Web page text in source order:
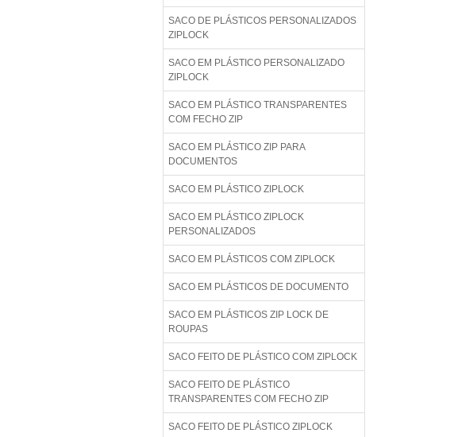
SACO DE PLÁSTICOS PERSONALIZADOS
ZIPLOCK
SACO EM PLÁSTICO PERSONALIZADO
ZIPLOCK
SACO EM PLÁSTICO TRANSPARENTES
COM FECHO ZIP
SACO EM PLÁSTICO ZIP PARA
DOCUMENTOS
SACO EM PLÁSTICO ZIPLOCK
SACO EM PLÁSTICO ZIPLOCK
PERSONALIZADOS
SACO EM PLÁSTICOS COM ZIPLOCK
SACO EM PLÁSTICOS DE DOCUMENTO
SACO EM PLÁSTICOS ZIP LOCK DE
ROUPAS
SACO FEITO DE PLÁSTICO COM ZIPLOCK
SACO FEITO DE PLÁSTICO
TRANSPARENTES COM FECHO ZIP
SACO FEITO DE PLÁSTICO ZIPLOCK